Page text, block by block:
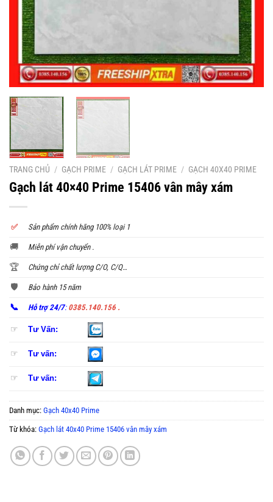
TRANG CHỦ / GẠCH PRIME / GẠCH LÁT PRIME / GẠCH 40X40 PRIME
Gạch lát 40×40 Prime 15406 vân mây xám
✅ Sản phẩm chính hãng 100% loại 1
🚚 Miễn phí vận chuyển .
🏆 Chứng chỉ chất lượng C/O, C/Q…
🛡️ Bảo hành 15 năm
📞 Hỗ trợ 24/7: 0385.140.156 .
☞ Tư Vấn:
☞ Tư vấn:
☞ Tư vấn:
Danh mục: Gạch 40x40 Prime
Từ khóa: Gạch lát 40x40 Prime 15406 vân mây xám